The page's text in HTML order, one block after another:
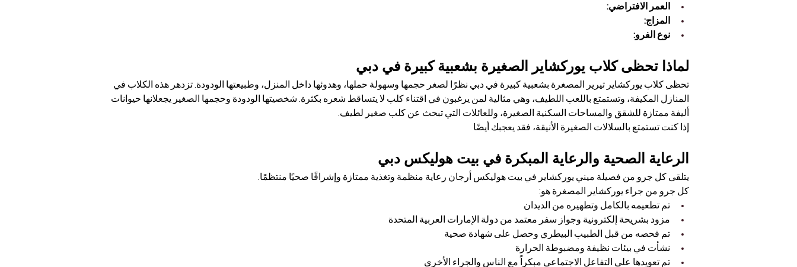
العمر الافتراضي:
المزاج:
نوع الفرو:
لماذا تحظى كلاب يوركشاير الصغيرة بشعبية كبيرة في دبي
تحظى كلاب يوركشاير تيرير المصغرة بشعبية كبيرة في دبي نظرًا لصغر حجمها وسهولة حملها، وهدوئها داخل المنزل، وطبيعتها الودودة. تزدهر هذه الكلاب في
المنازل المكيفة، وتستمتع باللعب اللطيف، وهي مثالية لمن يرغبون في اقتناء كلب لا يتساقط شعره بكثرة. شخصيتها الودودة وحجمها الصغير يجعلانها حيوانات
أليفة ممتازة للشقق والمساحات السكنية الصغيرة، وللعائلات التي تبحث عن كلب صغير لطيف.
إذا كنت تستمتع بالسلالات الصغيرة الأنيقة، فقد يعجبك أيضًا
الرعاية الصحية والرعاية المبكرة في بيت هوليكس دبي
يتلقى كل جرو من فصيلة ميني يوركشاير في بيت هوليكس أرجان رعاية منظمة وتغذية ممتازة وإشرافًا صحيًا منتظمًا.
كل جرو من جراء يوركشاير المصغرة هو:
تم تطعيمه بالكامل وتطهيره من الديدان
مزود بشريحة إلكترونية وجواز سفر معتمد من دولة الإمارات العربية المتحدة
تم فحصه من قبل الطبيب البيطري وحصل على شهادة صحية
نشأت في بيئات نظيفة ومضبوطة الحرارة
تم تعويدها على التفاعل الاجتماعي مبكراً مع الناس والجراء الأخرى